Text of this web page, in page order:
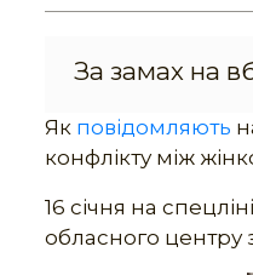
За замах на
Як повідомляють
конфлікту між
16 січня на
обласного центру